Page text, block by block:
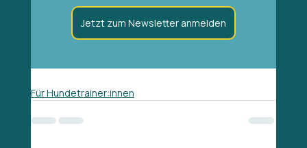
Jetzt zum Newsletter anmelden
Für Hundetrainer:innen